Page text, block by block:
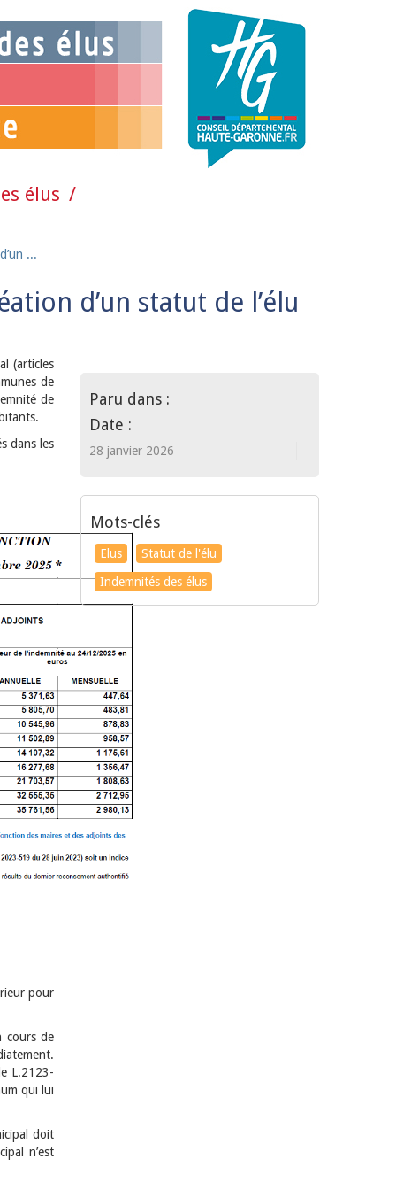
élus
...
d’un statut de l’élu
(articles
de
de
dans les
pour
cours de
L.2123-
qui lui
doit
n’est
Paru dans :
Date :
28 janvier 2026
Mots-clés
Elus
Statut de l'élu
Indemnités des élus